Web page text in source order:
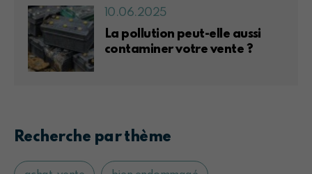
10.06.2025
La pollution peut-elle aussi
contaminer votre vente ?
Recherche par thème